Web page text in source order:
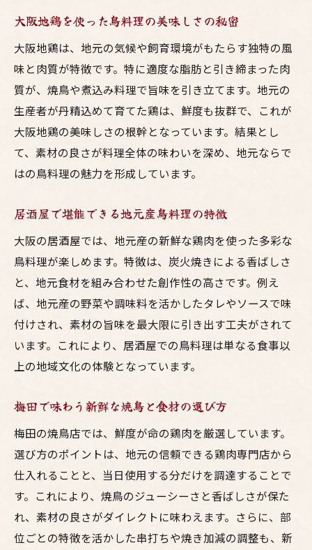
大阪地鶏を使った鳥料理の美味しさの秘密
大阪地鶏は、地元の気候や飼育環境がもたらす独特の風
味と肉質が特徴です。特に適度な脂肪と引き締まった肉
質が、焼鳥や煮込み料理で旨味を引き立てます。地元の
生産者が丹精込めて育てた鶏は、鮮度も抜群で、これが
大阪地鶏の美味しさの根幹となっています。結果とし
て、素材の良さが料理全体の味わいを深め、地元ならで
はの鳥料理の魅力を形成しています。
居酒屋で堪能できる地元産鳥料理の特徴
大阪の居酒屋では、地元産の新鮮な鶏肉を使った多彩な
鳥料理が楽しめます。特徴は、炭火焼きによる香ばしさ
と、地元食材を組み合わせた創作性の高さです。例え
ば、地元産の野菜や調味料を活かしたタレやソースで味
付けされ、素材の旨味を最大限に引き出す工夫がされて
います。これにより、居酒屋での鳥料理は単なる食事以
上の地域文化の体験となっています。
梅田で味わう新鮮な焼鳥と食材の選び方
梅田の焼鳥店では、鮮度が命の鶏肉を厳選しています。
選び方のポイントは、地元の信頼できる鶏肉専門店から
仕入れることと、当日使用する分だけを調達することで
す。これにより、焼鳥のジューシーさと香ばしさが保た
れ、素材の良さがダイレクトに味わえます。さらに、部
位ごとの特徴を活かした串打ちや焼き加減の調整も、新